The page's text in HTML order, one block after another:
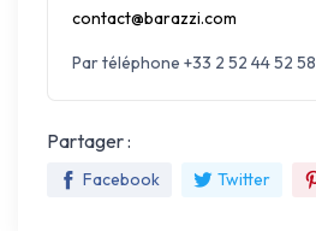
contact@barazzi.com
Par téléphone +33 2 52 44 52 58
Partager :
Facebook Twitter